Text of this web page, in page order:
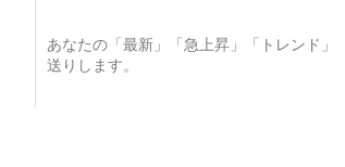
あなたの「最新」「急上昇」「トレンド
送りします。